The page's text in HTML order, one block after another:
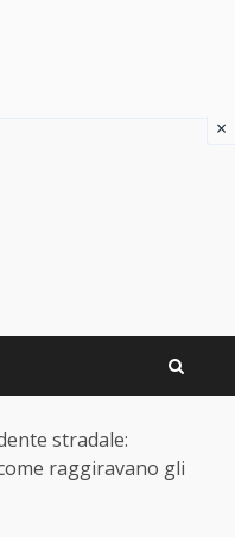
stradale:
raggiravano gli
×